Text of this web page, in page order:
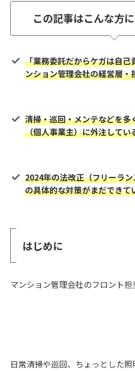
この記事はこんな方
「業務委託だからケガは自己
ンション管理会社の経営層・
清掃・巡回・メンテなどを多
（個人事業主）に外注してい
2024年の法改正（フリーラ
の具体的な対策がまだできて
はじめに
マンション管理会社のフロント
日常清掃や巡回、ちょっとした